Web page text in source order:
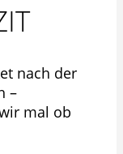
nach der
–
mal ob